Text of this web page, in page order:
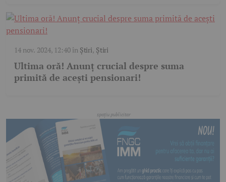
14 nov. 2024, 12:40în Știri, Știri
Ultima oră! Anunț crucial despre suma
primită de acești pensionari!